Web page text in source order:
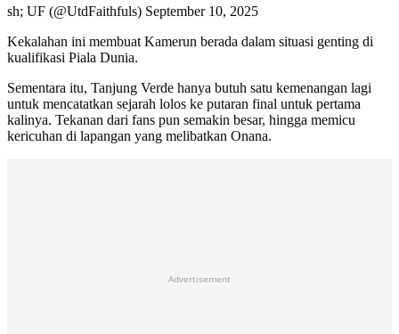
sh; UF (@UtdFaithfuls) September 10, 2025
Kekalahan ini membuat Kamerun berada dalam situasi genting di
kualifikasi Piala Dunia.
Sementara itu, Tanjung Verde hanya butuh satu kemenangan lagi
untuk mencatatkan sejarah lolos ke putaran final untuk pertama
kalinya. Tekanan dari fans pun semakin besar, hingga memicu
kericuhan di lapangan yang melibatkan Onana.
Advertisement